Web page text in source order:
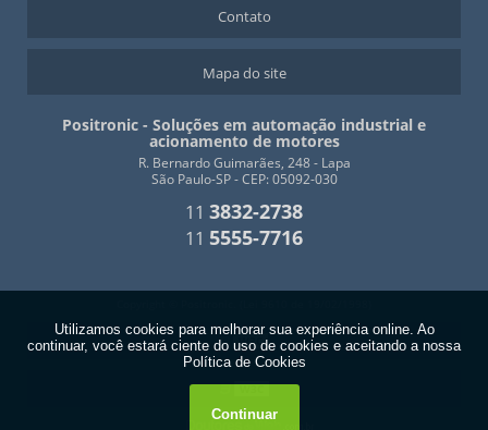
Contato
Mapa do site
Positronic - Soluções em automação industrial e
acionamento de motores
R. Bernardo Guimarães, 248 - Lapa
São Paulo-SP - CEP: 05092-030
11 3832-2738
11 5555-7716
W3C
W3C